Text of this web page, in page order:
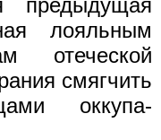
предыдущая
лояльным
отеческой
смягчить
оккупа­